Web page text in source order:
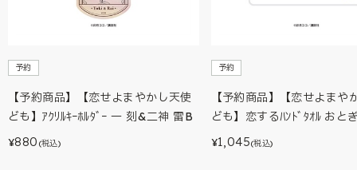
予約
【予約商品】【恋せよまやかし天使
ども】ｱｸﾘﾙｷｰﾎﾙﾀﾞｰ 一 刻&二神 雷B
¥880 (税込)
予約
【予約商品】【恋せよまや
ども】恋するﾊﾝﾄﾞﾀｵﾙ おと
¥1,045(税込)